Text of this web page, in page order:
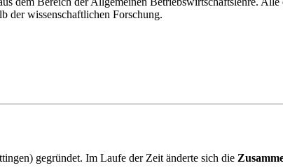
der wissenschaftlichen Forschung.
gegründet. Im Laufe der Zeit änderte sich die